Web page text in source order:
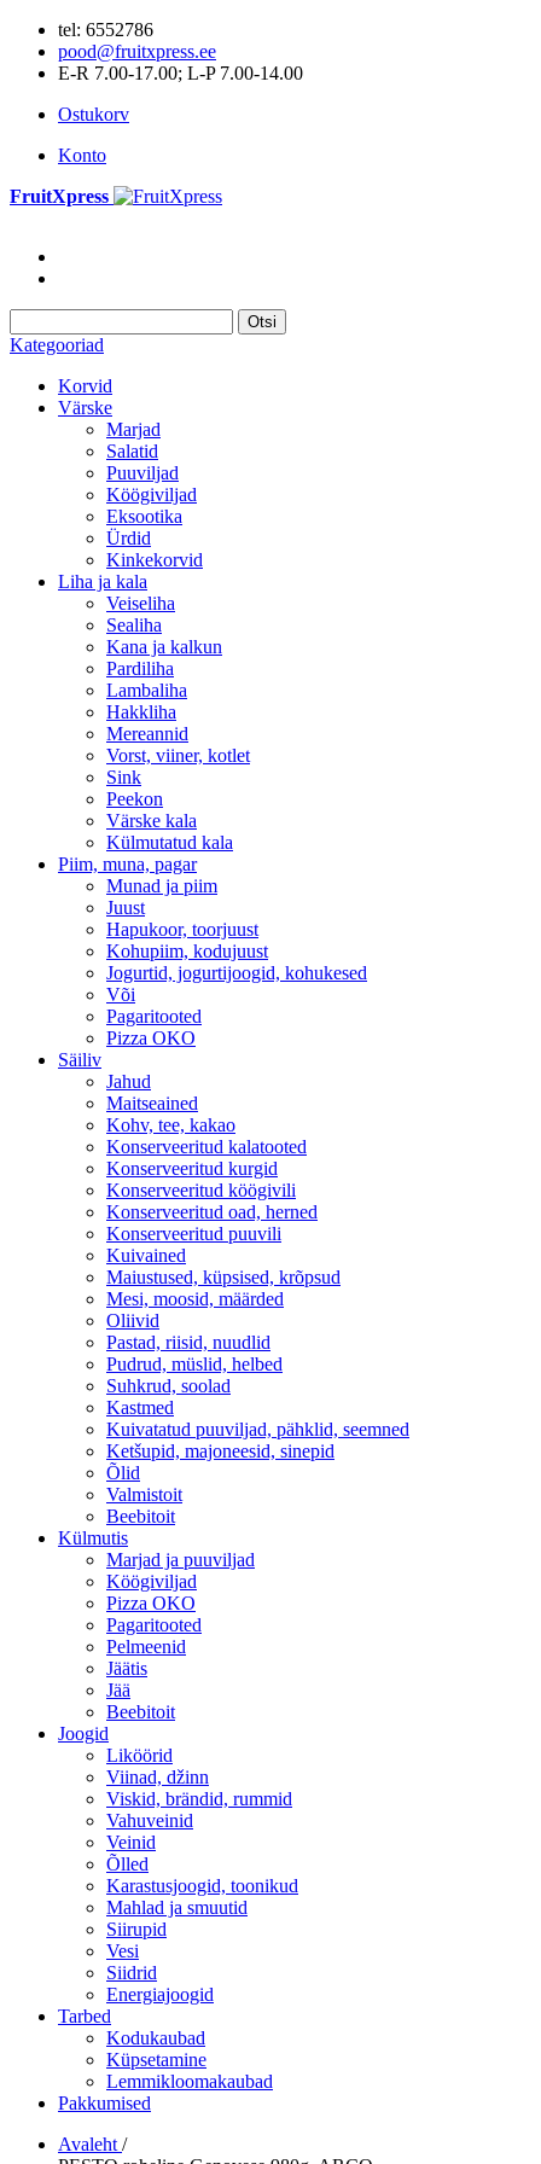
tel: 6552786
pood@fruitxpress.ee
E-R 7.00-17.00; L-P 7.00-14.00
Ostukorv
Konto
FruitXpress
Otsi
Kategooriad
Korvid
Värske
Marjad
Salatid
Puuviljad
Köögiviljad
Eksootika
Ürdid
Kinkekorvid
Liha ja kala
Veiseliha
Sealiha
Kana ja kalkun
Pardiliha
Lambaliha
Hakkliha
Mereannid
Vorst, viiner, kotlet
Sink
Peekon
Värske kala
Külmutatud kala
Piim, muna, pagar
Munad ja piim
Juust
Hapukoor, toorjuust
Kohupiim, kodujuust
Jogurtid, jogurtijoogid, kohukesed
Või
Pagaritooted
Pizza OKO
Säiliv
Jahud
Maitseained
Kohv, tee, kakao
Konserveeritud kalatooted
Konserveeritud kurgid
Konserveeritud köögivili
Konserveeritud oad, herned
Konserveeritud puuvili
Kuivained
Maiustused, küpsised, krõpsud
Mesi, moosid, määrded
Oliivid
Pastad, riisid, nuudlid
Pudrud, müslid, helbed
Suhkrud, soolad
Kastmed
Kuivatatud puuviljad, pähklid, seemned
Ketšupid, majoneesid, sinepid
Õlid
Valmistoit
Beebitoit
Külmutis
Marjad ja puuviljad
Köögiviljad
Pizza OKO
Pagaritooted
Pelmeenid
Jäätis
Jää
Beebitoit
Joogid
Liköörid
Viinad, džinn
Viskid, brändid, rummid
Vahuveinid
Veinid
Õlled
Karastusjoogid, toonikud
Mahlad ja smuutid
Siirupid
Vesi
Siidrid
Energiajoogid
Tarbed
Kodukaubad
Küpsetamine
Lemmikloomakaubad
Pakkumised
Avaleht /